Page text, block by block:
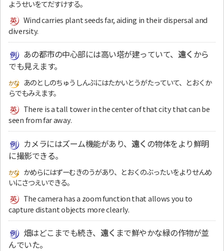
ようせいをてだすけする。
Wind carries plant seeds far, aiding in their dispersal and
diversity.
あの都市の中心部には高い塔が建っていて、 遠くから
でも見えます。
あのとしのちゅうしんぶにはたかいとうがたっていて、とおくか
らでもみえます。
There is a tall tower in the center of that city that can be
seen from far away.
カメラにはズーム機能があり、 遠く の物体をより鮮明
に撮影できる。
かめらにはずーむきのうがあり、とおくのぶったいをよりせんめ
いにさつえいできる。
The camera has a zoom function that allows you to
capture distant objects more clearly.
畑はどこまでも続き、 遠く まで鮮やかな緑の作物が並
んでいた。